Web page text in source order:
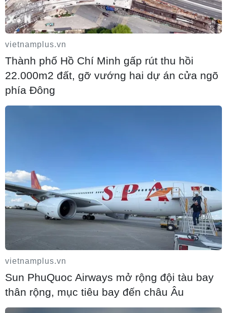
10/08/2026 13:10
10/08/2026 12:58
Giải quyết "điểm nghẽn" pháp luật nhằm
vietnamplus.vn
Thành phố Hồ Chí Minh gấp rút thu hồi
22.000m2 đất, gỡ vướng hai dự án cửa ngõ
phía Đông
vietnamplus.vn
Sun PhuQuoc Airways mở rộng đội tàu bay
thân rộng, mục tiêu bay đến châu Âu